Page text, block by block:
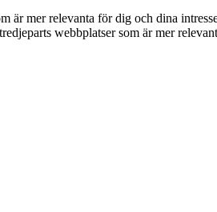
är mer relevanta för dig och dina
webbplatser som är mer